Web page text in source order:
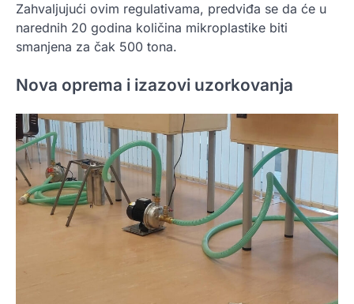
Zahvaljujući ovim regulativama, predviđa se da će u
narednih 20 godina količina mikroplastike biti
smanjena za čak 500 tona.
Nova oprema i izazovi uzorkovanja